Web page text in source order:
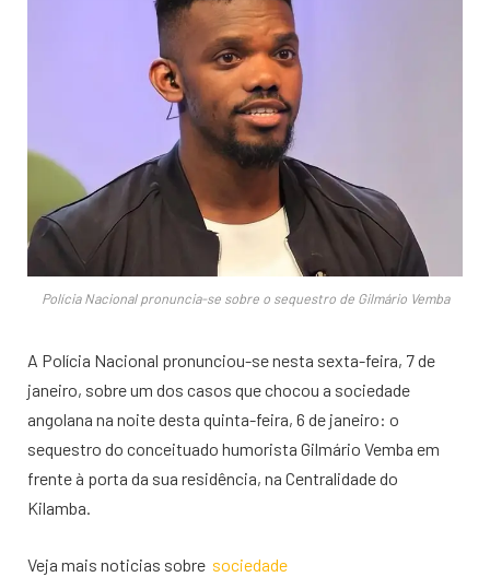
Polícia Nacional pronuncia-se sobre o sequestro de Gilmário Vemba
A Polícia Nacional pronunciou-se nesta sexta-feira, 7 de
janeiro, sobre um dos casos que chocou a sociedade
angolana na noite desta quinta-feira, 6 de janeiro: o
sequestro do conceituado humorista Gilmário Vemba em
frente à porta da sua residência, na Centralidade do
Kilamba.
Veja mais noticias sobre sociedade